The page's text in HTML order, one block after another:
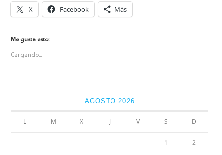
X Facebook Más
Me gusta esto:
Cargando...
AGOSTO 2026
L M X J V S D
1 2